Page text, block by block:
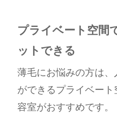
プライベート空間
ットできる
薄毛にお悩みの方は、
ができるプライベー
容室がおすすめです。